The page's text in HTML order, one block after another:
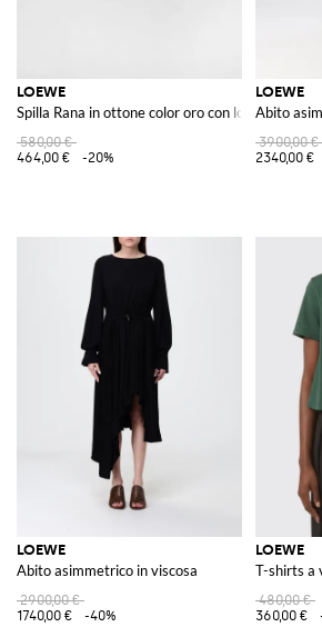
LOEWE
Spilla Rana in ottone color oro con logo inciso
580,00 €
464,00 €
-20%
LOEWE
Abito
3900,00 €
2340,00 €
LOEWE
Abito asimmetrico in viscosa
2900,00 €
1740,00 €
-40%
LOEWE
T-shirts a
480,00 €
360,00 €